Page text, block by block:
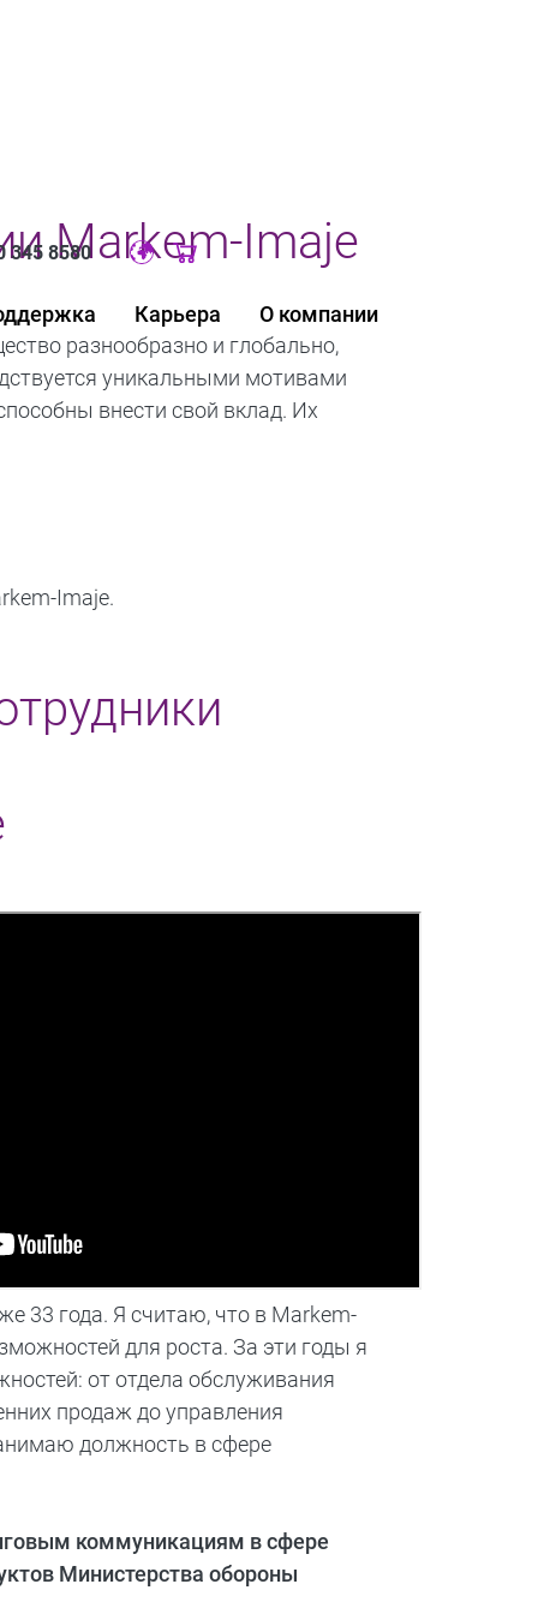
345 8580 Original image URL link
Карьера О компании
Markem-Imaje
разнообразно и глобально,
уникальными мотивами
внести свой вклад. Их
Imaje.
33 года. Я считаю, что в Markem-
для роста. За эти годы я
от отдела обслуживания
продаж до управления
должность в сфере
коммуникациям в сфере
Министерства обороны